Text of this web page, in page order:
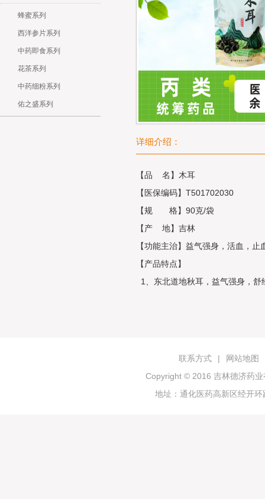
蜂蜜系列
西洋参片系列
中药即食系列
花茶系列
中药细粉系列
佑之盛系列
详细介绍：
【品 名】木耳
【医保编码】T501702030
【规 格】90克/袋
【产 地】吉林
【功能主治】益气强身，活血，
【产品特点】
1、东北道地秋耳，益气强身，
联系方式 |
网站地图
Copyright © 2016 吉林德济药
地址：通化医药高新区经开